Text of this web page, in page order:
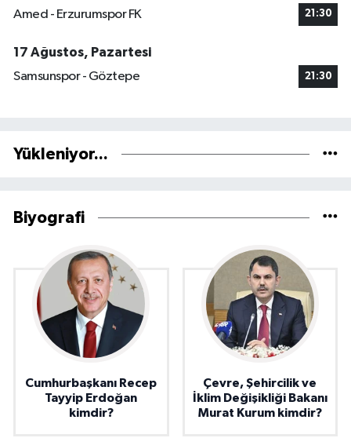
Amed - Erzurumspor FK 21:30
17 Ağustos, Pazartesi
Samsunspor - Göztepe
21:30
Yükleniyor...
Biyografi
Cumhurbaşkanı Recep
Tayyip Erdoğan
kimdir?
Çevre, Şehircilik ve
İklim Değişikliği Bakanı
Murat Kurum kimdir?